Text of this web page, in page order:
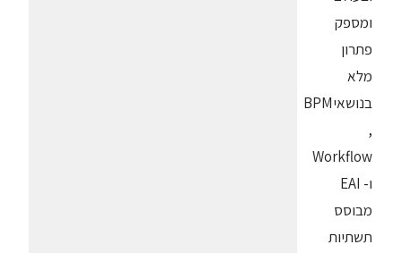
ומספק
פתרון
מלא
בנושאיBPM
,
Workflow
ו- EAI
מבוסס
תשתיות